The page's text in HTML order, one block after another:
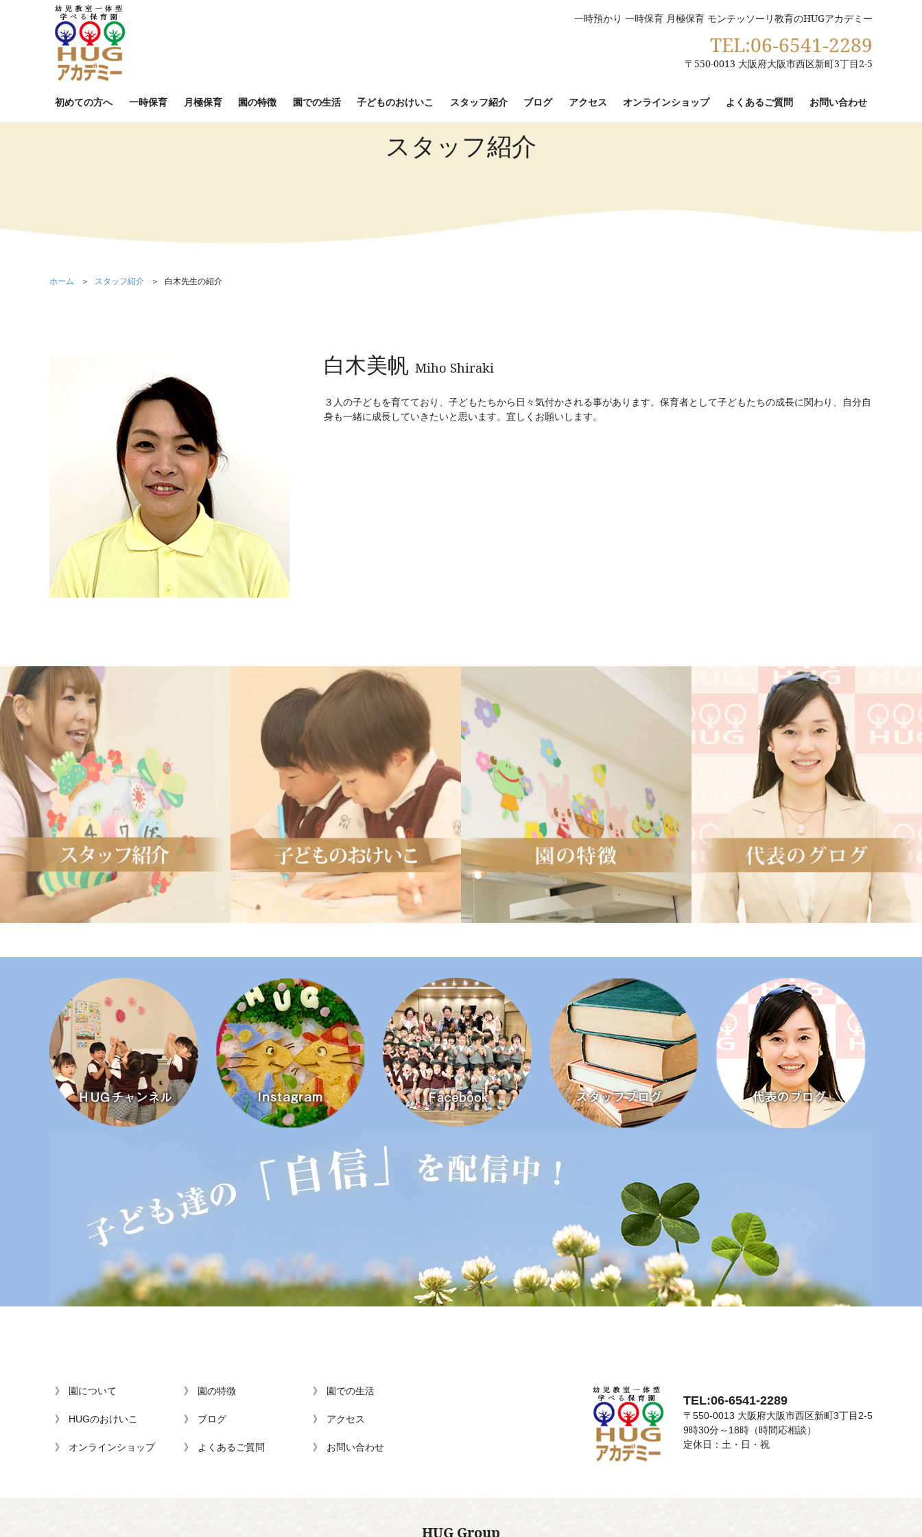
一時預かり 一時保育 月極保育 モンテッソーリ教育のHUGアカデミー
TEL:06-6541-2289
〒550-0013 大阪府大阪市西区新町3丁目2-5
初めての方へ 一時保育 月極保育 園の特徴 園での生活 子どものおけいこ スタッフ紹介 ブログ アクセス オンラインショップ よくあるご質問 お問い合わせ
スタッフ紹介
ホーム スタッフ紹介 白木先生の紹介
白木美帆 Miho Shiraki
３人の子どもを育てており、子どもたちから日々気付かされる事があります。保育者として子どもたちの成長に関わり、自分自
身も一緒に成長していきたいと思います。宜しくお願いします。
園について 園の特徴 園での生活
HUGのおけいこ ブログ アクセス
オンラインショップ よくあるご質問 お問い合わせ
TEL:06-6541-2289
〒550-0013 大阪府大阪市西区新町3丁目2-5
9時30分～18時（時間応相談）
定休日：土・日・祝
HUG Group